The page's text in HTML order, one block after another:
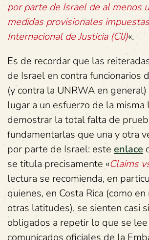
por parte de Israel de al menos
medidas provisionales
Internacional deJusticia (CIJ)«.
Es de recordar que las
de Israel en contra funcionarios
(y contra la UNRWA en
lugar a un esfuerzo de la misma
demostrar la total falta de
fundamentarlas que una y otra
por parte de Israel: este enlace
se titula precisamente «Claims
lectura se recomienda, en
quienes, en Costa Rica (como
otras latitudes), se sienten casi
obligados a repetir lo que se